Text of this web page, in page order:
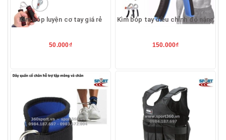
Kìm bóp luyện cơ tay giá rẻ
50.000₫
Kìm bóp tay điều chỉnh độ nặng
150.000₫